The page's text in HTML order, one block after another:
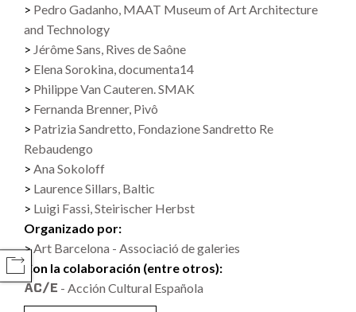
COMPARTIR
Pedro Gadanho, MAAT Museum of Art Architecture
and Technology
Jérôme Sans, Rives de Saône
Elena Sorokina, documenta14
Philippe Van Cauteren. SMAK
Fernanda Brenner, Pivô
Patrizia Sandretto, Fondazione Sandretto Re
Rebaudengo
Ana Sokoloff
Laurence Sillars, Baltic
Luigi Fassi, Steirischer Herbst
Organizado por:
Art Barcelona - Associació de galeries
Con la colaboración (entre otros):
- Acción Cultural Española